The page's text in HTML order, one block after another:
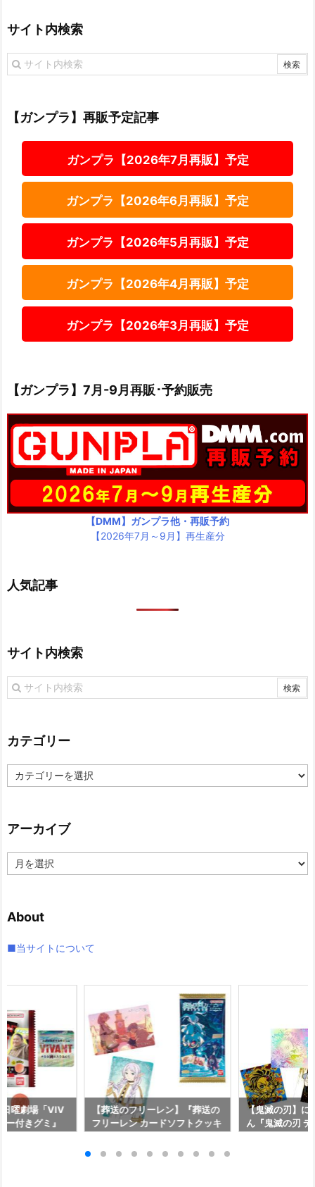
サイト内検索
【ガンプラ】再販予定記事
ガンプラ【2026年7月再販】予定
ガンプラ【2026年6月再販】予定
ガンプラ【2026年5月再販】予定
ガンプラ【2026年4月再販】予定
ガンプラ【2026年3月再販】予定
【ガンプラ】7月-9月再販･予約販売
【DMM】ガンプラ他・再販予約
【2026年7月～9月】再生産分
人気記事
サイト内検索
カテゴリー
テ
ー
アーカイブ
ー
ブ
About
■当サイトについて
曜劇場「VIV
付きグミ』
【葬送のフリーレン】『葬送の
フリーレン カードソフトクッキ
イ】より2026年8月3日発売♪
【鬼滅の刃】に
ん『鬼滅の刃